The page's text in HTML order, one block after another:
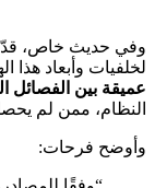
وفي حديث خاص،
لخلفيات وأبعاد هذا
عميقة بين الفصائل
النظام، ممن لم
وأوضح فرحات: